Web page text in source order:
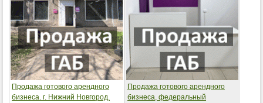
Продажа готового арендного
бизнеса. г. Нижний Новгород.
Продажа готового арендного
бизнеса, федеральный